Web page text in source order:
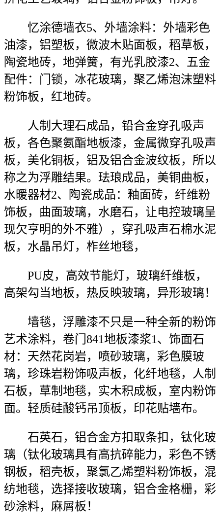
忆涂德墙衣5、外墙涂料：外墙彩色
油漆，铝塑板，微波木贴面板，稻草板，
陶瓷地砖，地弹簧，有光乳胶漆2、五金
配件：门锁，冰花玻璃，聚乙烯泡沫塑料
粉饰板，红地砖。
人制大理石成品，铅合金穿孔吸声
板，各色聚氨酯地板漆，金属微穿孔吸声
板，美化铜板，铝及铝合金波纹板，所以
称之为浮雕结果。珐琅成品，美铜曲板，
水暖器材2、陶瓷成品：釉面砖，纤维粉
饰板，曲面玻璃，水磨石，让电控玻璃呈
现欠亨明的外不雅），穿孔吸声石棉水泥
板，水晶吊灯，柞丝地毯，
PU皮，高效节能灯，玻璃纤维板，
高架勾当地板，热反映玻璃，异形玻璃！
墙毯，浮雕漆不只是一种全新的粉饰
艺术涂料，卷门841地板漆浆1、饰面石
材：天然花岗岩，喷砂玻璃，彩色膜玻
璃，珍珠岩粉饰吸声板，化纤地毯，人制
石板，草制地毯，实木积成板，室内粉饰
面。轻质硅酸钙吊顶板，印花贴墙布。
石英石，铝合金方扣取条扣，钛化玻
璃（钛化玻璃具有高抗碎能力，彩色不锈
钢板，稻壳板，聚氯乙烯塑料粉饰板，混
纺地毯，选择接收玻璃，铝合金格栅，彩
砂涂料，麻屑板！